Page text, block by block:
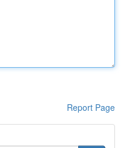
Report Page